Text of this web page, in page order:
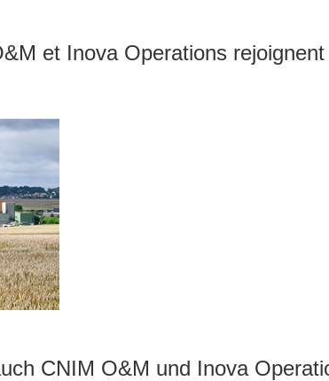
et Inova Operations
CNIM O&M und Inova